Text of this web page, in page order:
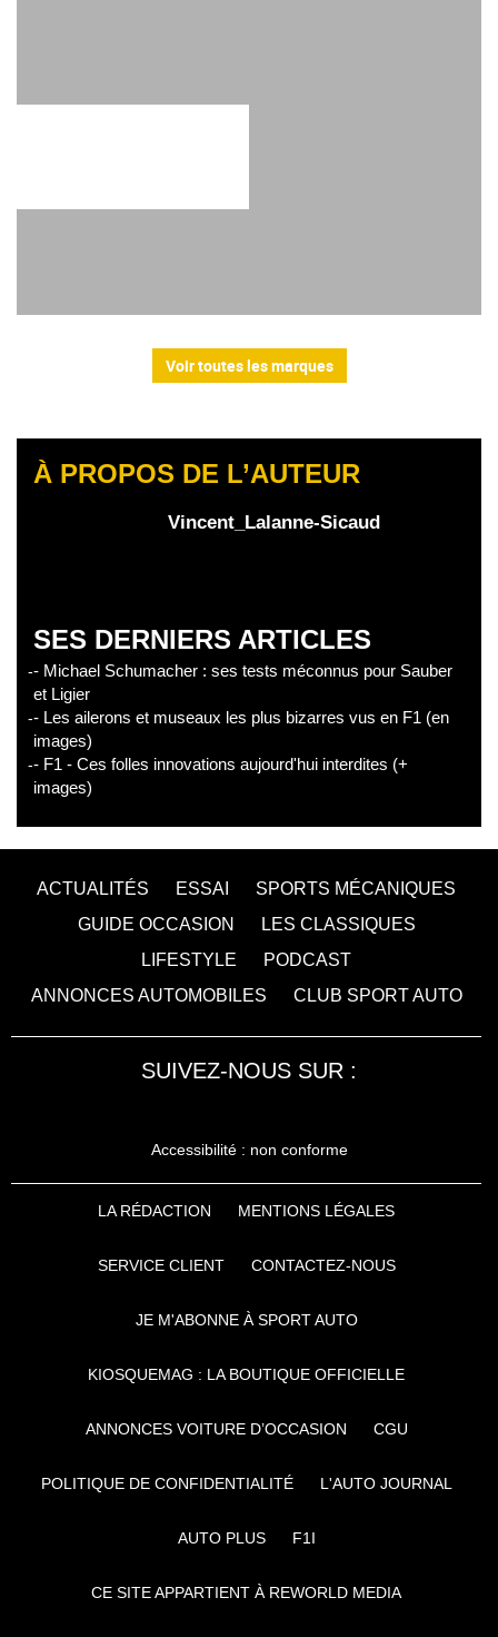
Voir toutes les marques
À PROPOS DE L’AUTEUR
Vincent_Lalanne-Sicaud
SES DERNIERS ARTICLES
- Michael Schumacher : ses tests méconnus pour Sauber
et Ligier
- Les ailerons et museaux les plus bizarres vus en F1 (en
images)
- F1 - Ces folles innovations aujourd'hui interdites (+
images)
ACTUALITÉS ESSAI
SPORTS MÉCANIQUES
GUIDE OCCASION
LES CLASSIQUES
LIFESTYLE
PODCAST
ANNONCES AUTOMOBILES
CLUB SPORT AUTO
SUIVEZ-NOUS SUR :
Accessibilité : non conforme
LA RÉDACTION MENTIONS LÉGALES
SERVICE CLIENT CONTACTEZ-NOUS
JE M'ABONNE À SPORT AUTO
KIOSQUEMAG : LA BOUTIQUE OFFICIELLE
ANNONCES VOITURE D’OCCASION CGU
POLITIQUE DE CONFIDENTIALITÉ L'AUTO JOURNAL
AUTO PLUS F1I
CE SITE APPARTIENT À REWORLD MEDIA